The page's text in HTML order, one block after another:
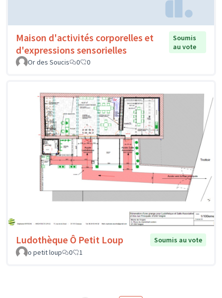
Maison d'activités corporelles et
d'expressions sensorielles
Soumis
au vote
Or des Soucis
0 0
Ludothèque Ô Petit Loup
Soumis au vote
o petit loup
0 1